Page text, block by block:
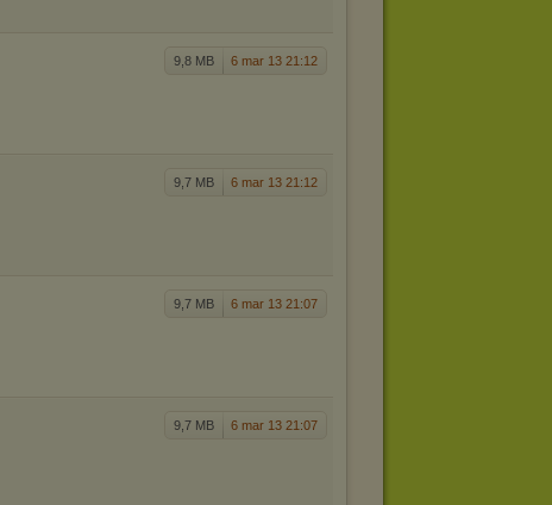
9,8 MB 6 mar 13 21:12
9,7 MB 6 mar 13 21:12
9,7 MB 6 mar 13 21:07
9,7 MB 6 mar 13 21:07